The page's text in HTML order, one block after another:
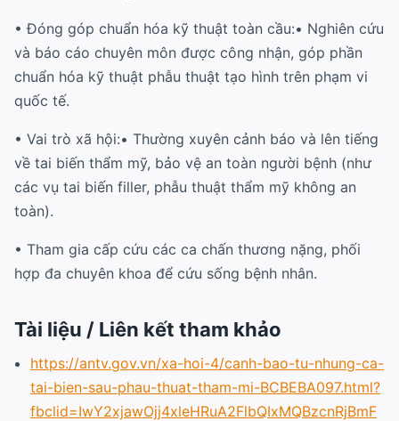
• Đóng góp chuẩn hóa kỹ thuật toàn cầu:• Nghiên cứu
và báo cáo chuyên môn được công nhận, góp phần
chuẩn hóa kỹ thuật phẫu thuật tạo hình trên phạm vi
quốc tế.
• Vai trò xã hội:• Thường xuyên cảnh báo và lên tiếng
về tai biến thẩm mỹ, bảo vệ an toàn người bệnh (như
các vụ tai biến filler, phẫu thuật thẩm mỹ không an
toàn).
• Tham gia cấp cứu các ca chấn thương nặng, phối
hợp đa chuyên khoa để cứu sống bệnh nhân.
Tài liệu / Liên kết tham khảo
https://antv.gov.vn/xa-hoi-4/canh-bao-tu-nhung-ca-
tai-bien-sau-phau-thuat-tham-mi-BCBEBA097.html?
fbclid=IwY2xjawOjj4xleHRuA2FlbQIxMQBzcnRjBmF